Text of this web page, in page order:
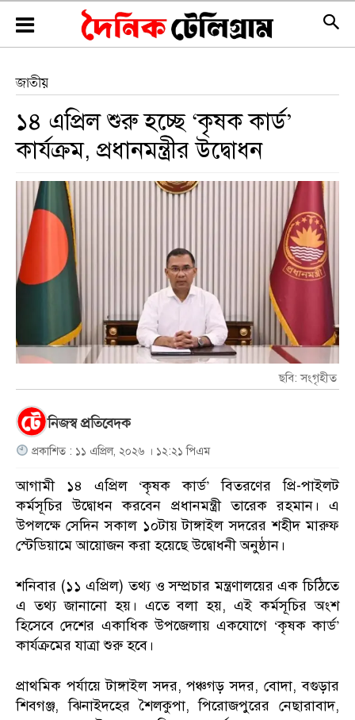
জাতীয়
১৪ এপ্রিল শুরু হচ্ছে ‘কৃষক কার্ড’
কার্যক্রম, প্রধানমন্ত্রীর উদ্বোধন
ছবি: সংগৃহীত
নিজস্ব প্রতিবেদক
প্রকাশিত : ১১ এপ্রিল, ২০২৬ । ১২:২১ পিএম
আগামী ১৪ এপ্রিল ‘কৃষক কার্ড’ বিতরণের প্রি-পাইলট
কর্মসূচির উদ্বোধন করবেন প্রধানমন্ত্রী তারেক রহমান। এ
উপলক্ষে সেদিন সকাল ১০টায় টাঙ্গাইল সদরের শহীদ মারুফ
স্টেডিয়ামে আয়োজন করা হয়েছে উদ্বোধনী অনুষ্ঠান।
শনিবার (১১ এপ্রিল) তথ্য ও সম্প্রচার মন্ত্রণালয়ের এক চিঠিতে
এ তথ্য জানানো হয়। এতে বলা হয়, এই কর্মসূচির অংশ
হিসেবে দেশের একাধিক উপজেলায় একযোগে ‘কৃষক কার্ড’
কার্যক্রমের যাত্রা শুরু হবে।
প্রাথমিক পর্যায়ে টাঙ্গাইল সদর, পঞ্চগড় সদর, বোদা, বগুড়ার
শিবগঞ্জ, ঝিনাইদহের শৈলকুপা, পিরোজপুরের নেছারাবাদ,